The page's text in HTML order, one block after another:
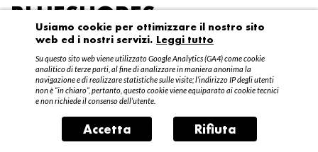
BLUESHORES
Federico Garibaldi
20 aprile – 15 maggio 2016
Usiamo cookie per ottimizzare il nostro sito
web ed i nostri servizi. Leggi tutto
Su questo sito web viene utilizzato Google Analytics (GA4) come cookie
analitico di terze parti, al fine di analizzare in maniera anonima la
navigazione e di realizzare statistiche sulle visite; l’indirizzo IP degli utenti
non è “in chiaro”, pertanto, questo cookie viene equiparato ai cookie tecnici
e non richiede il consenso dell’utente.
Accetta Rifiuta